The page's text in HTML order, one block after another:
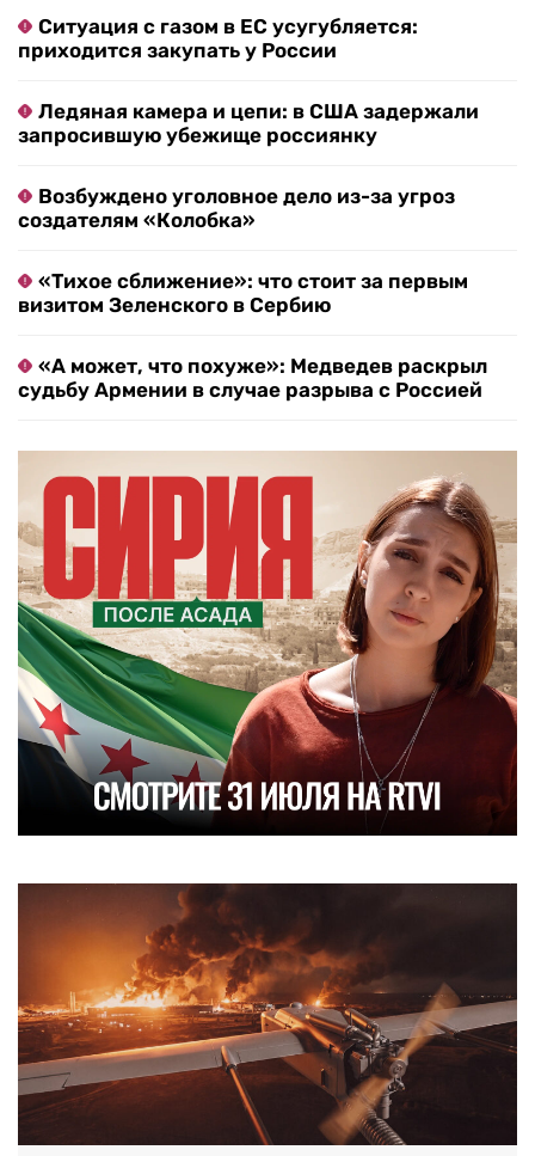
Ситуация с газом в ЕС усугубляется:
приходится закупать у России
Ледяная камера и цепи: в США задержали
запросившую убежище россиянку
Возбуждено уголовное дело из-за угроз
создателям «Колобка»
«Тихое сближение»: что стоит за первым
визитом Зеленского в Сербию
«А может, что похуже»: Медведев раскрыл
судьбу Армении в случае разрыва с Россией